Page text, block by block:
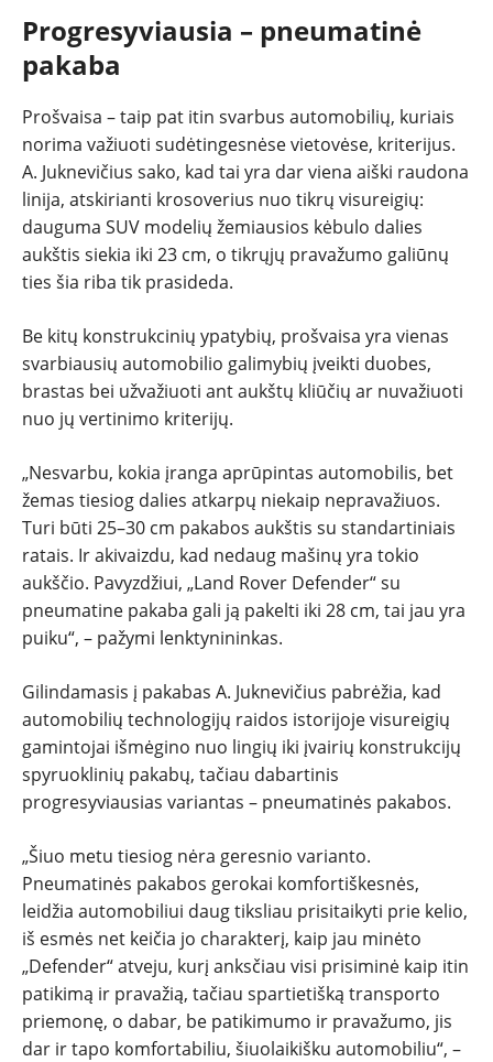
Progresyviausia – pneumatinė
pakaba
Prošvaisa – taip pat itin svarbus automobilių, kuriais
norima važiuoti sudėtingesnėse vietovėse, kriterijus.
A. Juknevičius sako, kad tai yra dar viena aiški raudona
linija, atskirianti krosoverius nuo tikrų visureigių:
dauguma SUV modelių žemiausios kėbulo dalies
aukštis siekia iki 23 cm, o tikrųjų pravažumo galiūnų
ties šia riba tik prasideda.
Be kitų konstrukcinių ypatybių, prošvaisa yra vienas
svarbiausių automobilio galimybių įveikti duobes,
brastas bei užvažiuoti ant aukštų kliūčių ar nuvažiuoti
nuo jų vertinimo kriterijų.
„Nesvarbu, kokia įranga aprūpintas automobilis, bet
žemas tiesiog dalies atkarpų niekaip nepravažiuos.
Turi būti 25–30 cm pakabos aukštis su standartiniais
ratais. Ir akivaizdu, kad nedaug mašinų yra tokio
aukščio. Pavyzdžiui, „Land Rover Defender“ su
pneumatine pakaba gali ją pakelti iki 28 cm, tai jau yra
puiku“, – pažymi lenktynininkas.
Gilindamasis į pakabas A. Juknevičius pabrėžia, kad
automobilių technologijų raidos istorijoje visureigių
gamintojai išmėgino nuo lingių iki įvairių konstrukcijų
spyruoklinių pakabų, tačiau dabartinis
progresyviausias variantas – pneumatinės pakabos.
„Šiuo metu tiesiog nėra geresnio varianto.
Pneumatinės pakabos gerokai komfortiškesnės,
leidžia automobiliui daug tiksliau prisitaikyti prie kelio,
iš esmės net keičia jo charakterį, kaip jau minėto
„Defender“ atveju, kurį anksčiau visi prisiminė kaip itin
patikimą ir pravažią, tačiau spartietišką transporto
priemonę, o dabar, be patikimumo ir pravažumo, jis
dar ir tapo komfortabiliu, šiuolaikišku automobiliu“, –